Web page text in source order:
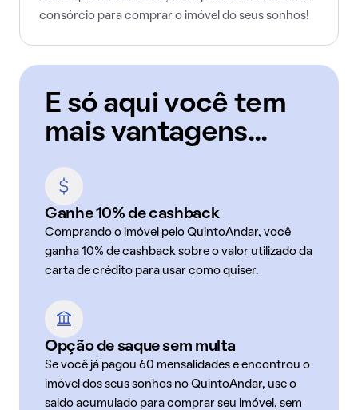
consórcio para comprar o imóvel do seus sonhos!
E só aqui você tem
mais vantagens...
Ganhe 10% de cashback
Comprando o imóvel pelo QuintoAndar, você
ganha 10% de cashback sobre o valor utilizado da
carta de crédito para usar como quiser.
Opção de saque sem multa
Se você já pagou 60 mensalidades e encontrou o
imóvel dos seus sonhos no QuintoAndar, use o
saldo acumulado para comprar seu imóvel, sem